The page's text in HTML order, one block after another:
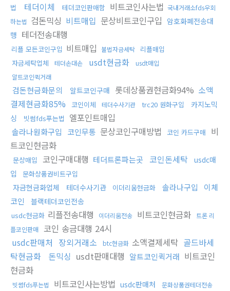
법
테더이체 테더코인판매함 비트코인사는법 국내거래소fds우회
하는법 검돈믹싱 비트매입 문상비트코인구입 암호화폐전송대
행 테더전송대행
리플 모든코인구입 비트매입 불법자금세탁
리플매입
자금세탁업체
테더손대손 usdt현금화
usdt매입
알트코인퀵거래
검돈현금화문의 알트코인구매 롯데상품권현금화94% 소액
결제현금화85%
코인이체 테더수사기관 trc20 원화구입
카지노믹
싱
빗썸fds푸는법 엘포인트매입
솔라나원화구입 코인무통 문상코인구매방법 코인 카드구매
비
트코인현금화
문상매입 코인구매대행 테더트론파는곳 코인돈세탁
usdc매
입
문화상품권비트구입
자금현금화업체 테더수사기관 이더리움현금화 솔라나구입
이체
코인
블랙테더코인전송
usdc현금화 리플전송대행 이더리움전송 비트코인현금화
트론 리
플코인판매 코인 송금대행 24시
usdc판매처 장외거래소 btc현금화 소액결제세탁 골드바세
탁현금화
돈믹싱 usdt판매대행 알트코인퀵거래 비트코인
현금화
빗썸fds푸는법 비트코인사는방법 usdc판매처 문화상품권테더전송